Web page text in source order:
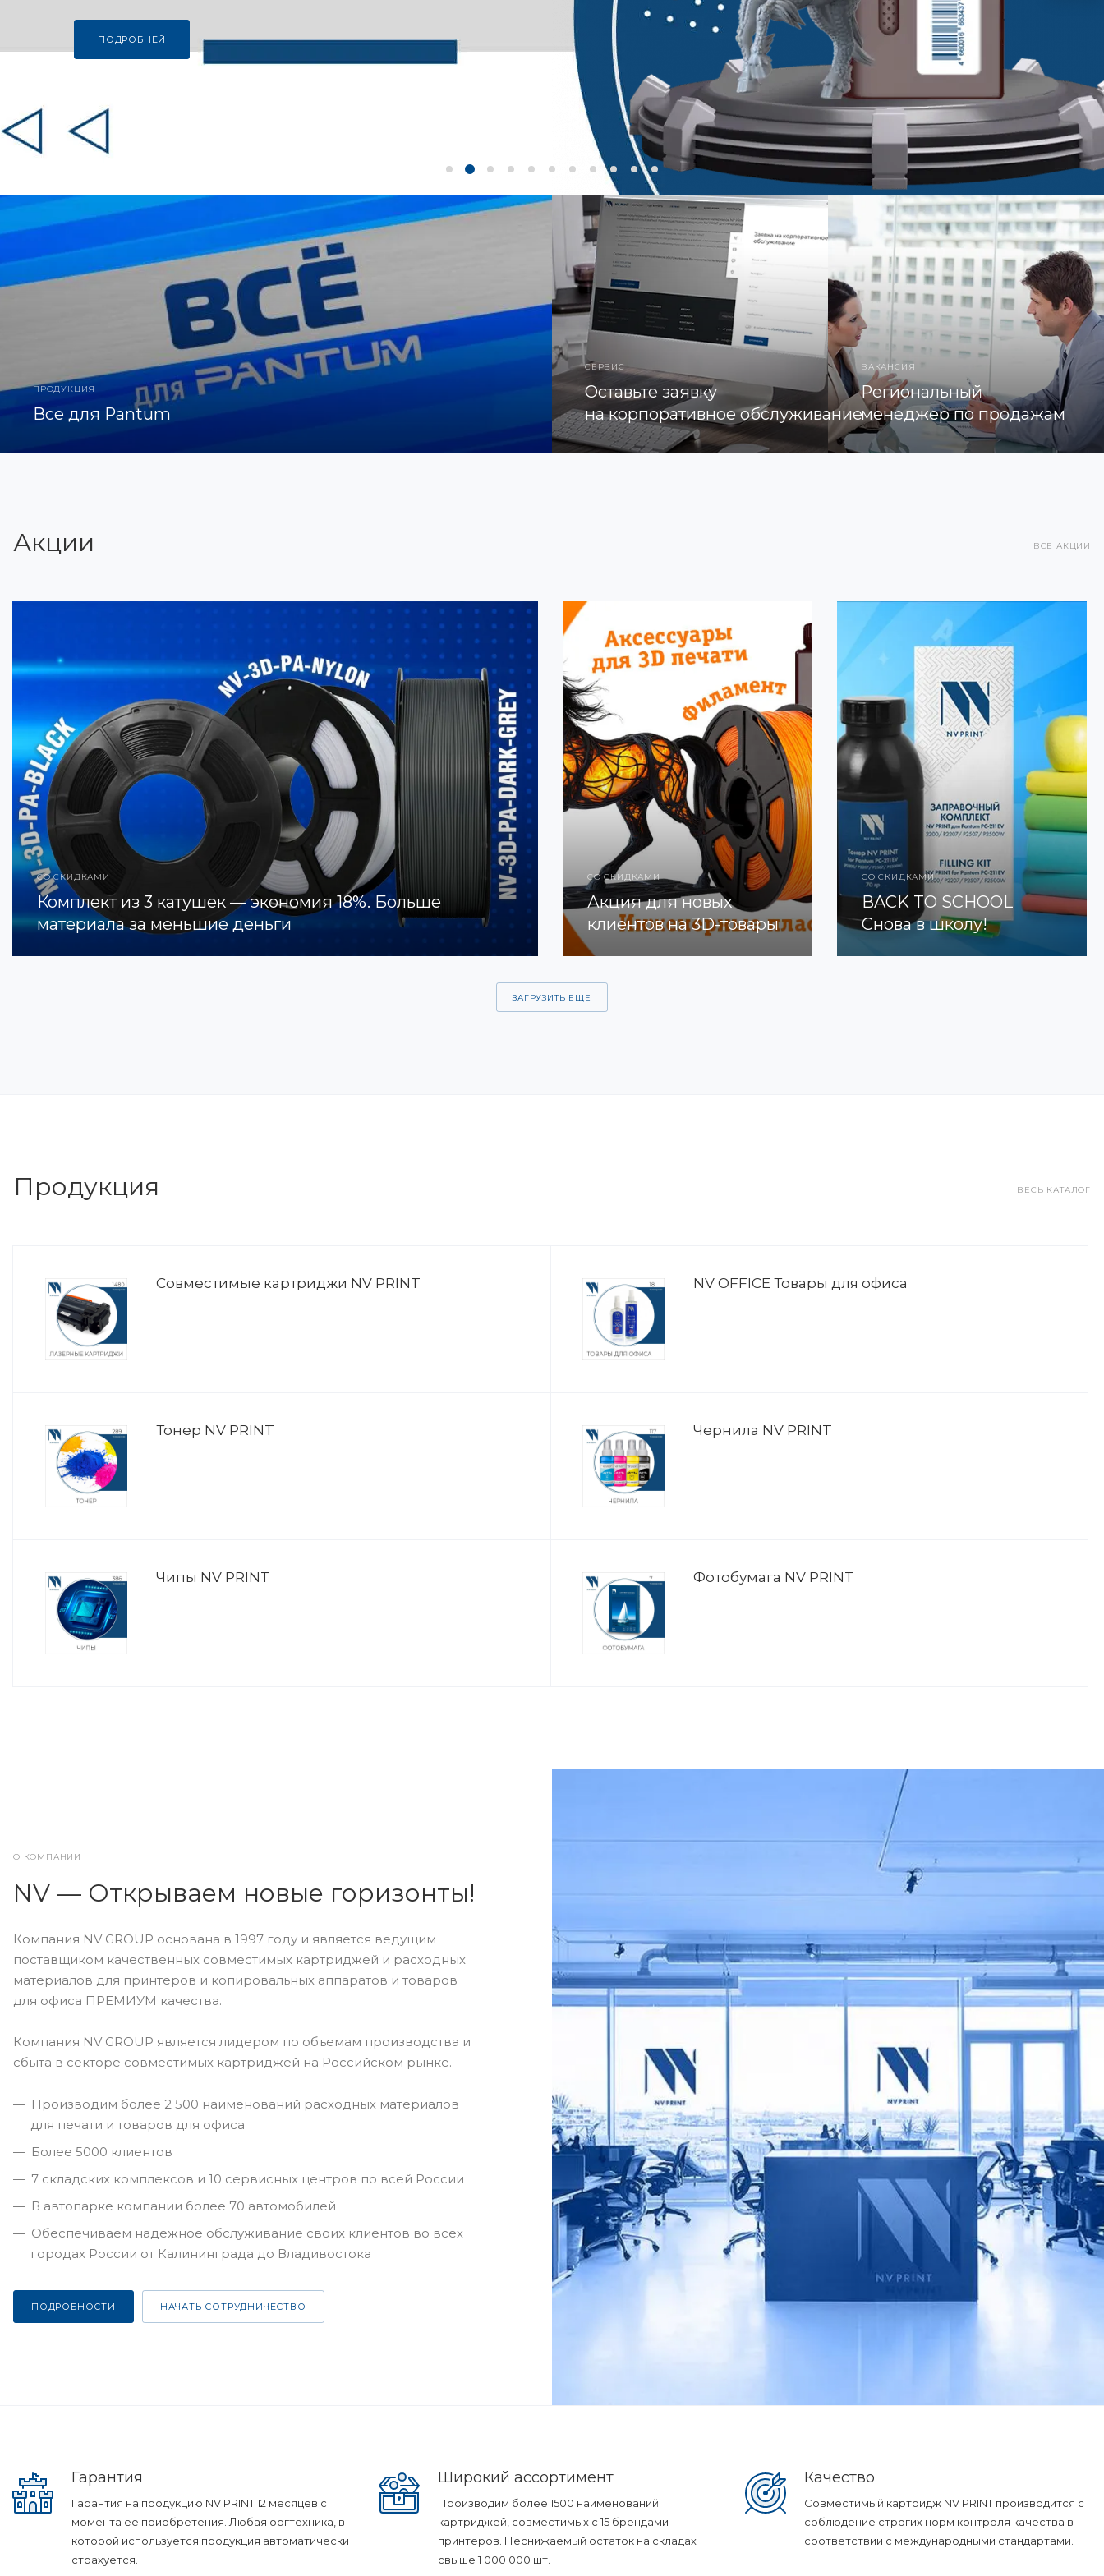
ПОДРОБНЕЙ
ПРОДУКЦИЯ
Все для Pantum
СЕРВИС
Оставьте заявку
на корпоративное обслуживание
ВАКАНСИЯ
Региональный
менеджер по продажам
ВСЕ АКЦИИ
Акции
СО СКИДКАМИ
Комплект из 3 катушек — экономия 18%. Больше
материала за меньшие деньги
СО СКИДКАМИ
Акция для новых
клиентов на 3D-товары
СО СКИДКАМИ
BACK TO SCHOOL
Снова в школу!
ЗАГРУЗИТЬ ЕЩЕ
ВЕСЬ КАТАЛОГ
Продукция
Совместимые картриджи NV PRINT NV OFFICE Товары для офиса
Тонер NV PRINT Чернила NV PRINT
Чипы NV PRINT Фотобумага NV PRINT
О КОМПАНИИ
NV — Открываем новые горизонты!
Компания NV GROUP основана в 1997 году и является ведущим
поставщиком качественных совместимых картриджей и расходных
материалов для принтеров и копировальных аппаратов и товаров
для офиса ПРЕМИУМ качества.
Компания NV GROUP является лидером по объемам производства и
сбыта в секторе совместимых картриджей на Российском рынке.
Производим более 2 500 наименований расходных материалов
для печати и товаров для офиса
Более 5000 клиентов
7 складских комплексов и 10 сервисных центров по всей России
В автопарке компании более 70 автомобилей
Обеспечиваем надежное обслуживание своих клиентов во всех
городах России от Калининграда до Владивостока
ПОДРОБНОСТИ НАЧАТЬ СОТРУДНИЧЕСТВО
Гарантия
Гарантия на продукцию NV PRINT 12 месяцев с
момента ее приобретения. Любая оргтехника, в
которой используется продукция автоматически
страхуется.
Широкий ассортимент
Производим более 1500 наименований
картриджей, совместимых с 15 брендами
принтеров. Неснижаемый остаток на складах
свыше 1 000 000 шт.
Качество
Совместимый картридж NV PRINT производится с
соблюдение строгих норм контроля качества в
соответствии с международными стандартами.